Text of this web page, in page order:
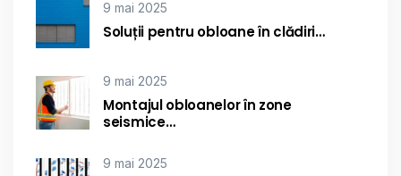
9 mai 2025
Soluții pentru obloane în clădiri…
9 mai 2025
Montajul obloanelor în zone
seismice…
9 mai 2025